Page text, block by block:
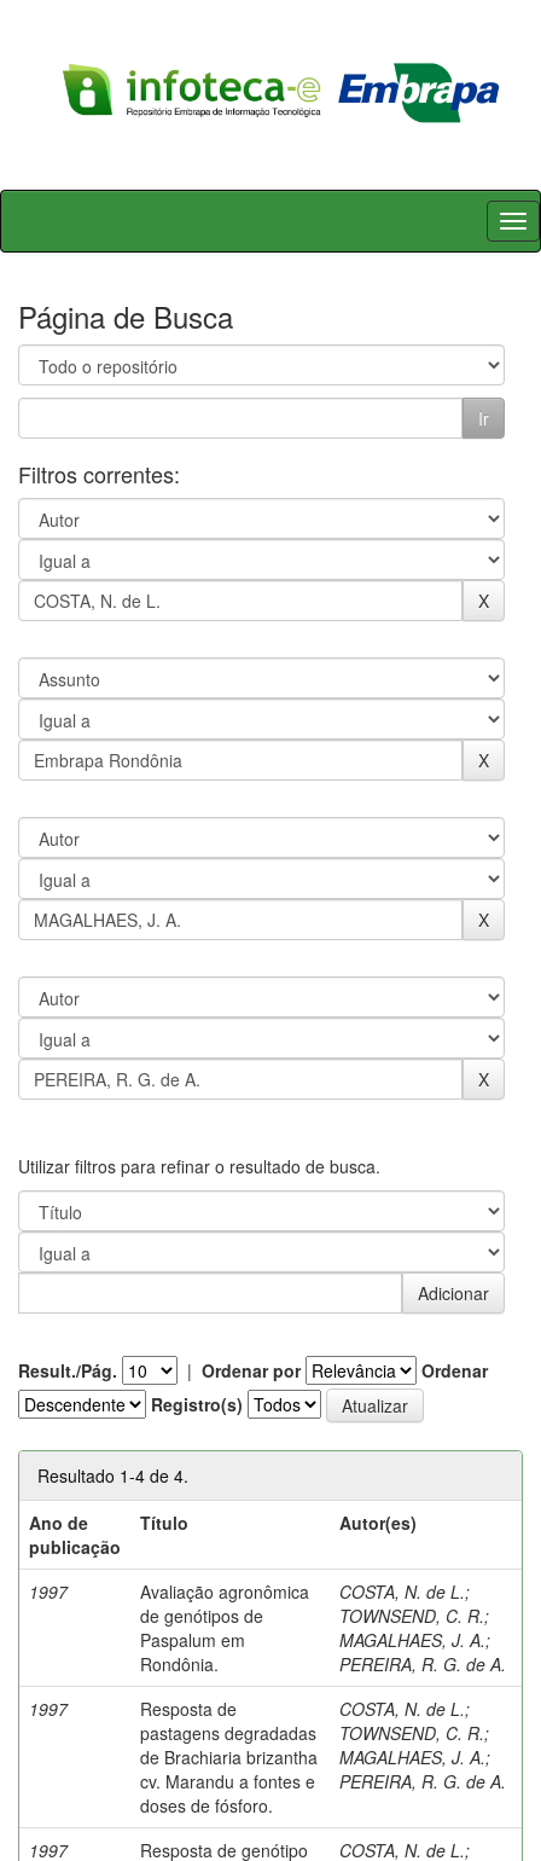
Skip
Página de Busca
Filtros correntes:
Utilizar filtros para refinar o resultado de busca.
Result./Pág. | Ordenar por
Ordenar
Registro(s)
Resultado 1-4 de 4.
Ano de
publicação
Título Autor(es)
1997
Avaliação agronômica
de genótipos de
Paspalum em
Rondônia.
COSTA, N. de L.;
TOWNSEND, C. R.;
MAGALHAES, J. A.;
PEREIRA, R. G. de A.
1997
Resposta de
pastagens degradadas
de Brachiaria brizantha
cv. Marandu a fontes e
doses de fósforo.
COSTA, N. de L.;
TOWNSEND, C. R.;
MAGALHAES, J. A.;
PEREIRA, R. G. de A.
1997
Resposta de genótipo
COSTA, N. de L.;